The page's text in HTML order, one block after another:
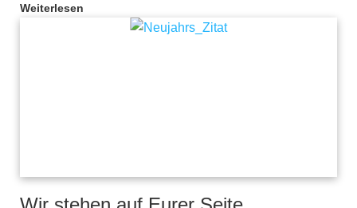
Weiterlesen